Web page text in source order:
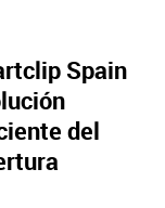
Spain
del